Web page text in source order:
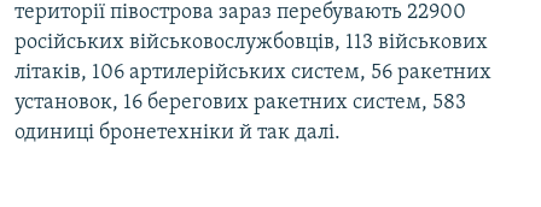
території півострова зараз перебувають 22900
російських військовослужбовців, 113 військових
літаків, 106 артилерійських систем, 56 ракетних
установок, 16 берегових ракетних систем, 583
одиниці бронетехніки й так далі.